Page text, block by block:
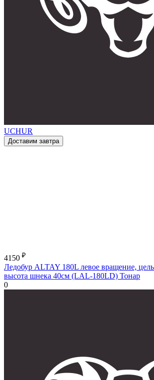
UCHUR
Доставим завтра
4150 ₽
Ледобур ALTAY 180L левое вращение,
высота шнека 40см (LAL-180LD) Тонар
0